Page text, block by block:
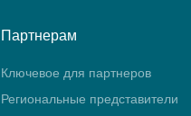
Партнерам
Ключевое для партнеров
Региональные представители